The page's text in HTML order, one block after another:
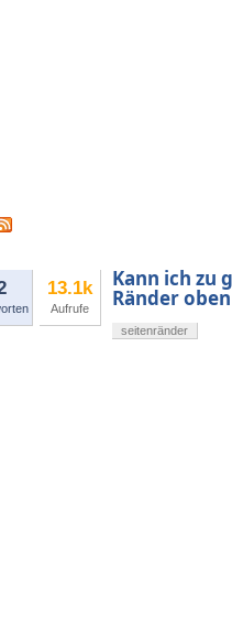
13.1k
Aufrufe
Kann ich zu
Ränder
seitenränder